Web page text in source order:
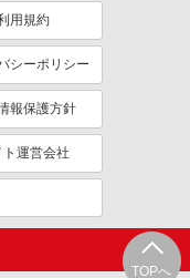
TOPへ
用規約
シーポリシー
報保護方針
ト運営会社